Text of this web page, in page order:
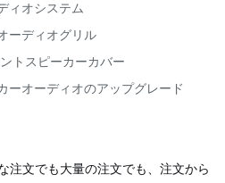
ィオシステム
ーディオグリル
トスピーカーカバー
ーオーディオのアップグレード
注文でも大量の注文でも、注文から